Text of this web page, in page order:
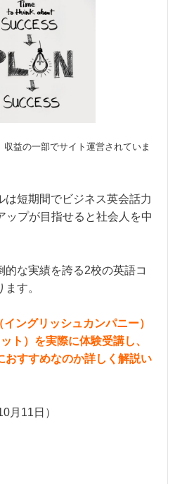
益の一部でサイト運営されていま
は短期間でビジネス英会話力
ップが目指せると社会人を中
的な実績を誇る2校の英語コ
す。
ングリッシュカンパニー）
ト）を実際に体験受講し、
おすすめなのか詳しく解説い
月11日 ）